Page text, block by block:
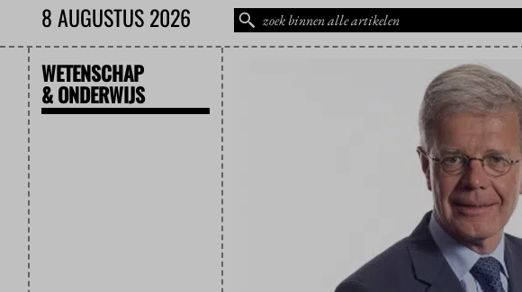
8 AUGUSTUS 2026
WETENSCHAP
& ONDERWIJS